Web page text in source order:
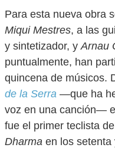
Para esta nueva obra
Miqui Mestres, a las
y sintetizador, yArnau
puntualmente, han
quincena de músicos.
de la Serra —que ha
voz en una canción—
fue el primer teclista
Dharma en los setenta